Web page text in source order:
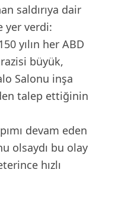
saldırıya dair
yer verdi:
yılın her ABD
büyük,
Salonu inşa
talep ettiğinin
devam eden
olsaydı bu olay
hızlı